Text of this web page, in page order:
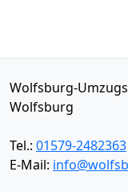
Wolfsburg-
Wolfsburg
Tel.: 01579-2482363
E-Mail: